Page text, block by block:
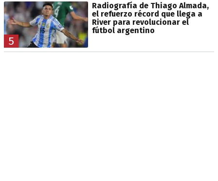
5
Radiografía de Thiago Almada,
el refuerzo récord que llega a
River para revolucionar el
fútbol argentino